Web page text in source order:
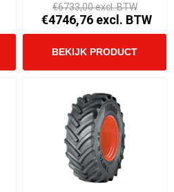
€6733,00 excl. BTW
€4746,76 excl. BTW